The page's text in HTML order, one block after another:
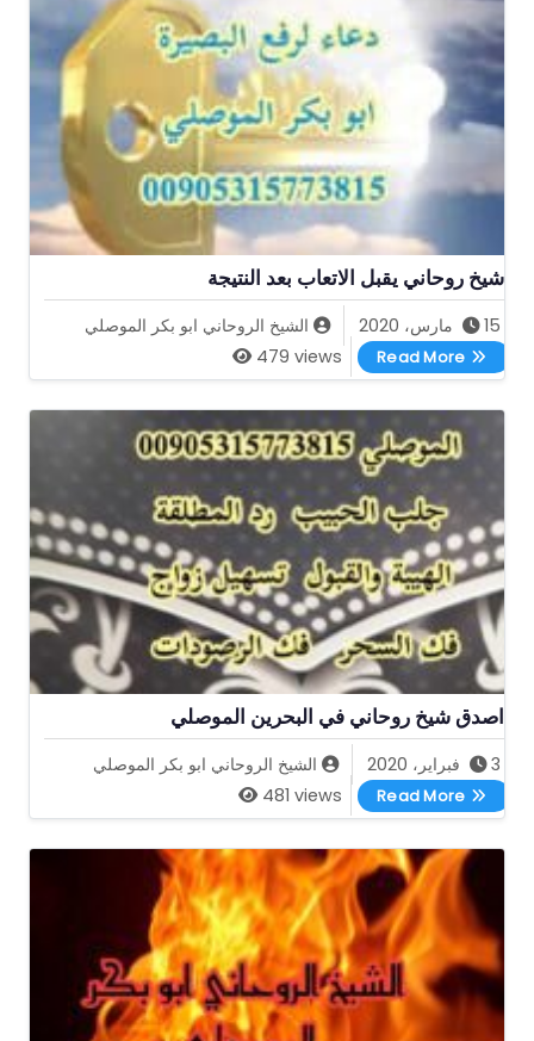
شيخ روحاني يقبل الاتعاب بعد النتيجة
15 مارس، 2020
الشيخ الروحاني ابو بكر الموصلي
479 views
Read More
شيخ روحاني يقبل الاتعاب بعد النتيجة
اصدق شيخ روحاني في البحرين الموصلي
3 فبراير، 2020
الشيخ الروحاني ابو بكر الموصلي
481 views
Read More
اصدق شيخ روحاني في البحرين الموصلي